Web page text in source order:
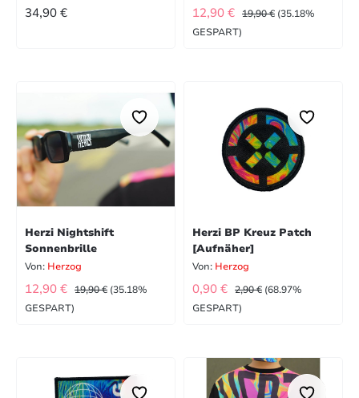
REGULÄRER PREIS:
34,90 € VERKAUFSPREIS:
12,90 € REGULÄRER PREIS:
19,90 € (35.18%
GESPART)
Herzi Nightshift
Sonnenbrille
Von: Herzog
VERKAUFSPREIS:
12,90 € REGULÄRER PREIS:
19,90 € (35.18%
GESPART)
Herzi BP Kreuz Patch
[Aufnäher]
Von: Herzog
VERKAUFSPREIS:
0,90 € REGULÄRER PREIS:
2,90 € (68.97%
GESPART)